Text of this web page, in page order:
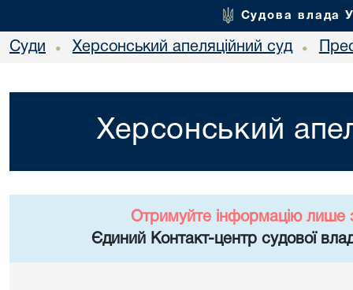
Судова влада
Суди • Херсонський апеляційний суд •
Херсонський
Отримуйте інформацію лише
Єдиний Контакт-центр судової